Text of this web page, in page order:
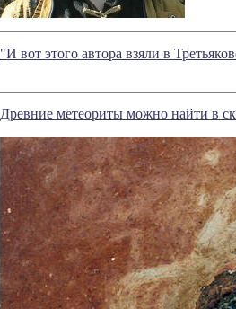
"И вот этого автора взяли в
Древние метеориты можно найти в